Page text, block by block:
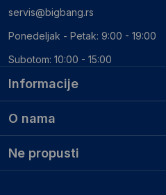
Informacije
O nama
Ne propusti
servis@bigbang.rs
Ponedeljak - Petak: 9:00 - 19:00
Subotom: 10:00 - 15:00